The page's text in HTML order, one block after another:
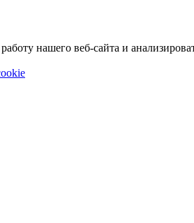
нашего веб-сайта и